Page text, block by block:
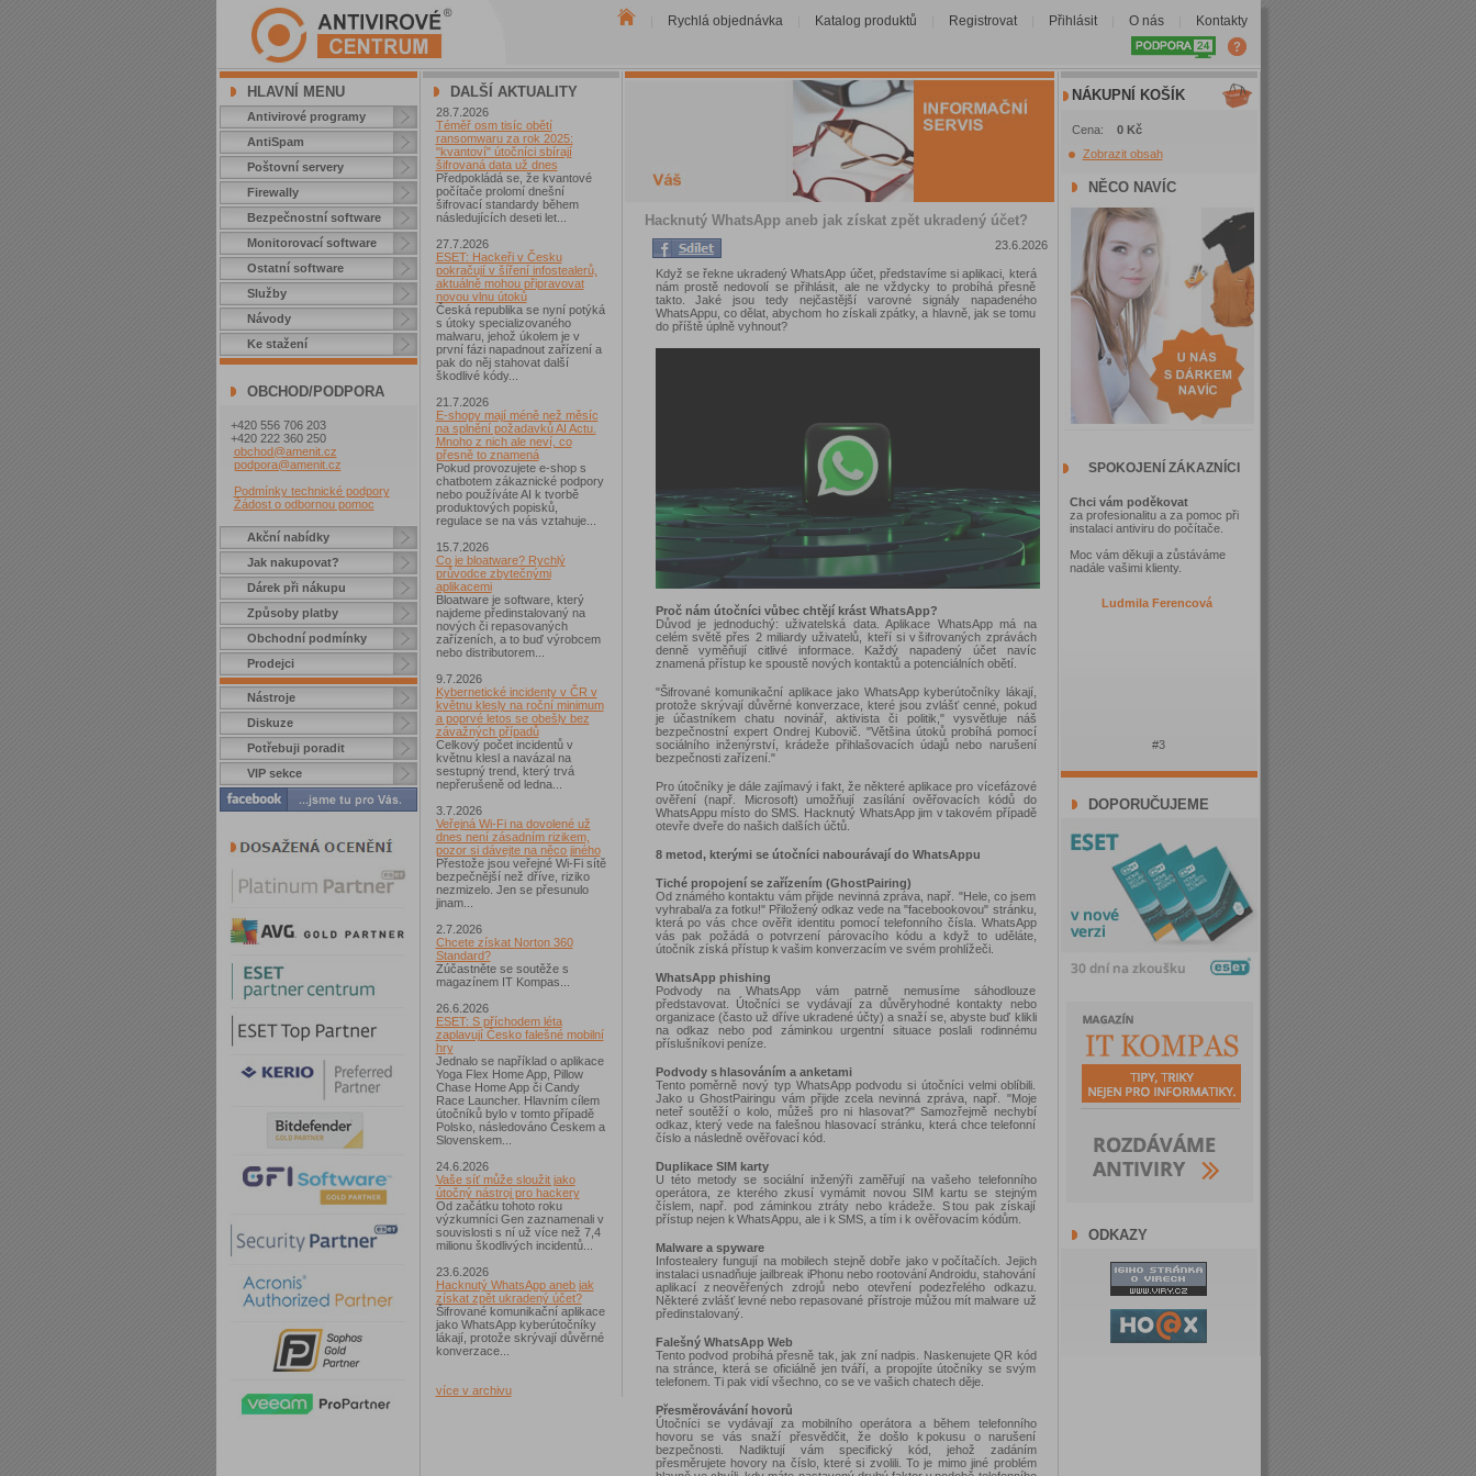
Rychlá objednávka Katalog produktů Registrovat Přihlásit O nás Kontakty
HLAVNÍ MENU
Antivirové programy
AntiSpam
Poštovní servery
Firewally
Bezpečnostní software
Monitorovací software
Ostatní software
Služby
Návody
Ke stažení
OBCHOD/PODPORA
+420 556 706 203
+420 222 360 250
obchod@amenit.cz
podpora@amenit.cz
Podmínky technické podpory
Žádost o odbornou pomoc
Akční nabídky
Jak nakupovat?
Dárek při nákupu
Způsoby platby
Obchodní podmínky
Prodejci
Nástroje
Diskuze
Potřebuji poradit
VIP sekce
DALŠÍ AKTUALITY
28.7.2026
Téměř osm tisíc obětí
ransomwaru za rok 2025:
"kvantoví" útočníci sbírají
šifrovaná data už dnes
Předpokládá se, že kvantové
počítače prolomí dnešní
šifrovací standardy během
následujících deseti let...
27.7.2026
ESET: Hackeři v Česku
pokračují v šíření infostealerů,
aktuálně mohou připravovat
novou vlnu útoků
Česká republika se nyní potýká
s útoky specializovaného
malwaru, jehož úkolem je v
první fázi napadnout zařízení a
pak do něj stahovat další
škodlivé kódy...
21.7.2026
E-shopy mají méně než měsíc
na splnění požadavků AI Actu.
Mnoho z nich ale neví, co
přesně to znamená
Pokud provozujete e-shop s
chatbotem zákaznické podpory
nebo používáte AI k tvorbě
produktových popisků,
regulace se na vás vztahuje...
15.7.2026
Co je bloatware? Rychlý
průvodce zbytečnými
aplikacemi
Bloatware je software, který
najdeme předinstalovaný na
nových či repasovaných
zařízeních, a to buď výrobcem
nebo distributorem...
9.7.2026
Kybernetické incidenty v ČR v
květnu klesly na roční minimum
a poprvé letos se obešly bez
závažných případů
Celkový počet incidentů v
květnu klesl a navázal na
sestupný trend, který trvá
nepřerušeně od ledna...
3.7.2026
Veřejná Wi-Fi na dovolené už
dnes není zásadním rizikem,
pozor si dávejte na něco jiného
Přestože jsou veřejné Wi-Fi sítě
bezpečnější než dříve, riziko
nezmizelo. Jen se přesunulo
jinam...
2.7.2026
Chcete získat Norton 360
Standard?
Zúčastněte se soutěže s
magazínem IT Kompas...
26.6.2026
ESET: S příchodem léta
zaplavují Česko falešné mobilní
hry
Jednalo se například o aplikace
Yoga Flex Home App, Pillow
Chase Home App či Candy
Race Launcher. Hlavním cílem
útočníků bylo v tomto případě
Polsko, následováno Českem a
Slovenskem...
24.6.2026
Vaše síť může sloužit jako
útočný nástroj pro hackery
Od začátku tohoto roku
výzkumníci Gen zaznamenali v
souvislosti s ní už více než 7,4
milionu škodlivých incidentů...
23.6.2026
Hacknutý WhatsApp aneb jak
získat zpět ukradený účet?
Šifrované komunikační aplikace
jako WhatsApp kyberútočníky
lákají, protože skrývají důvěrné
konverzace...
více v archivu
Hacknutý WhatsApp aneb jak získat zpět ukradený účet?
23.6.2026
Když se řekne ukradený WhatsApp účet, představíme si aplikaci, která
nám prostě nedovolí se přihlásit, ale ne vždycky to probíhá přesně
takto. Jaké jsou tedy nejčastější varovné signály napadeného
WhatsAppu, co dělat, abychom ho získali zpátky, a hlavně, jak se tomu
do příště úplně vyhnout?
Proč nám útočníci vůbec chtějí krást WhatsApp?
Důvod je jednoduchý: uživatelská data. Aplikace WhatsApp má na
celém světě přes 2 miliardy uživatelů, kteří si v šifrovaných zprávách
denně vyměňují citlivé informace. Každý napadený účet navíc
znamená přístup ke spoustě nových kontaktů a potenciálních obětí.
"Šifrované komunikační aplikace jako WhatsApp kyberútočníky lákají,
protože skrývají důvěrné konverzace, které jsou zvlášť cenné, pokud
je účastníkem chatu novinář, aktivista či politik," vysvětluje náš
bezpečnostní expert Ondrej Kubovič. "Většina útoků probíhá pomocí
sociálního inženýrství, krádeže přihlašovacích údajů nebo narušení
bezpečnosti zařízení."
Pro útočníky je dále zajímavý i fakt, že některé aplikace pro vícefázové
ověření (např. Microsoft) umožňují zasílání ověřovacích kódů do
WhatsAppu místo do SMS. Hacknutý WhatsApp jim v takovém případě
otevře dveře do našich dalších účtů.
8 metod, kterými se útočníci nabourávají do WhatsAppu
Tiché propojení se zařízením (GhostPairing)
Od známého kontaktu vám přijde nevinná zpráva, např. "Hele, co jsem
vyhrabal/a za fotku!" Přiložený odkaz vede na "facebookovou" stránku,
která po vás chce ověřit identitu pomocí telefonního čísla. WhatsApp
vás pak požádá o potvrzení párovacího kódu a když to uděláte,
útočník získá přístup k vašim konverzacím ve svém prohlížeči.
WhatsApp phishing
Podvody na WhatsApp vám patrně nemusíme sáhodlouze
představovat. Útočníci se vydávají za důvěryhodné kontakty nebo
organizace (často už dříve ukradené účty) a snaží se, abyste buď klikli
na odkaz nebo pod záminkou urgentní situace poslali rodinnému
příslušníkovi peníze.
Podvody s hlasováním a anketami
Tento poměrně nový typ WhatsApp podvodu si útočníci velmi oblíbili.
Jako u GhostPairingu vám přijde zcela nevinná zpráva, např. "Moje
neteř soutěží o kolo, můžeš pro ni hlasovat?" Samozřejmě nechybí
odkaz, který vede na falešnou hlasovací stránku, která chce telefonní
číslo a následně ověřovací kód.
Duplikace SIM karty
U této metody se sociální inženýři zaměřují na vašeho telefonního
operátora, ze kterého zkusí vymámit novou SIM kartu se stejným
číslem, např. pod záminkou ztráty nebo krádeže. S tou pak získají
přístup nejen k WhatsAppu, ale i k SMS, a tím i k ověřovacím kódům.
Malware a spyware
Infostealery fungují na mobilech stejně dobře jako v počítačích. Jejich
instalaci usnadňuje jailbreak iPhonu nebo rootování Androidu, stahování
aplikací z neověřených zdrojů nebo otevření podezřelého odkazu.
Některé zvlášť levné nebo repasované přístroje můžou mít malware už
předinstalovaný.
Falešný WhatsApp Web
Tento podvod probíhá přesně tak, jak zní nadpis. Naskenujete QR kód
na stránce, která se oficiálně jen tváří, a propojíte útočníky se svým
telefonem. Ti pak vidí všechno, co se ve vašich chatech děje.
Přesměrovávání hovorů
Útočníci se vydávají za mobilního operátora a během telefonního
hovoru se vás snaží přesvědčit, že došlo k pokusu o narušení
bezpečnosti. Nadiktují vám specifický kód, jehož zadáním
přesměrujete hovory na číslo, které si zvolili. To je mimo jiné problém
NÁKUPNÍ KOŠÍK
Cena: 0 Kč
Zobrazit obsah
NĚCO NAVÍC
SPOKOJENÍ ZÁKAZNÍCI
Chci vám poděkovat
za profesionalitu a za pomoc při
instalaci antiviru do počítače.
Moc vám děkuji a zůstáváme
nadále vašimi klienty.
Ludmila Ferencová
#3
DOPORUČUJEME
ODKAZY